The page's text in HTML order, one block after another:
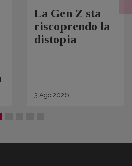
La Gen Z sta
riscoprendo la
distopia
3 Ago 2026